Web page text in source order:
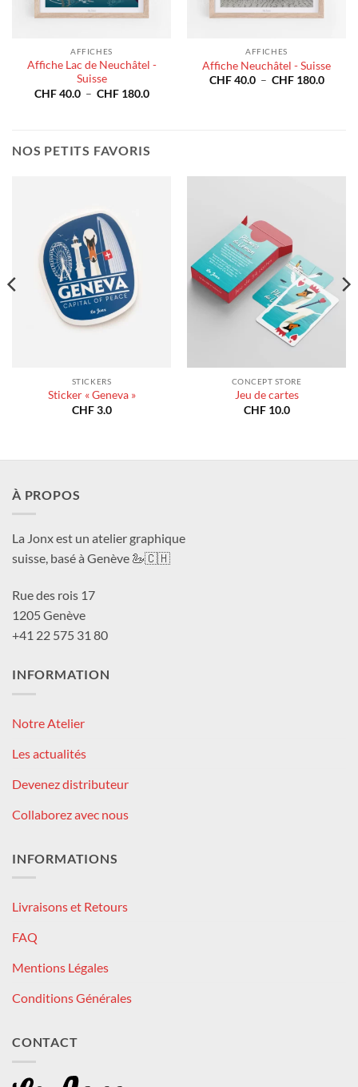
AFFICHES
Affiche Lac de Neuchâtel -
Suisse
CHF40.0 – CHF180.0Plage
CHF 180.0
AFFICHES
Affiche Neuchâtel - Suisse
CHF40.0 – CHF180.0Plage
NOS PETITS FAVORIS
STICKERS
Sticker « Geneva »
CHF3.0
CONCEPT STORE
Jeu de cartes
CHF10.0
À PROPOS
La Jonx est un atelier graphique
suisse, basé à Genève 🦢🇨🇭
Rue des rois 17
1205 Genève
+41 22 575 31 80
INFORMATION
Notre Atelier
Les actualités
Devenez distributeur
Collaborez avec nous
INFORMATIONS
Livraisons et Retours
FAQ
Mentions Légales
Conditions Générales
CONTACT